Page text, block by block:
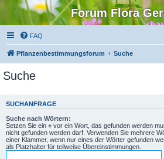
Forum Flora
FAQ
Pflanzenbestimmungsforum Suche
Suche
SUCHANFRAGE
Suche nach Wörtern:
Setzen Sie ein + vor ein Wort, das gefunden werden
nicht gefunden werden darf. Verwenden Sie mehrere
einer Klammer, wenn nur eines der Wörter gefunden
als Platzhalter für teilweise Übereinstimmungen.